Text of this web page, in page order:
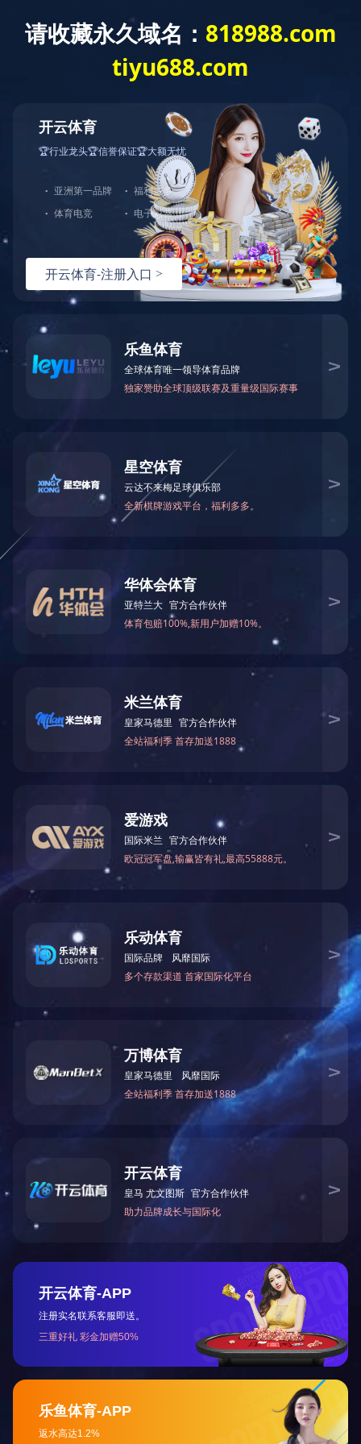
株洲市渌口区梅子湖片区综合开
总投资：704156.74万元
服务范围：
社会稳定风险评估报告
项目概况：项目总用地面积为4245951.11㎡
（6368.89亩），拟建内容包含土地整理、基础设
施建设、公共服务设施建设、湖区景观岸线及防
渗处理工程、水利工程建设、公园建设。
上一个案例 下一个案例